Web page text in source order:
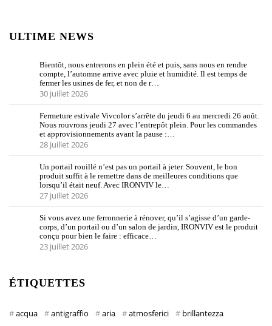
ULTIME NEWS
Bientôt, nous entrerons en plein été et puis, sans nous en rendre
compte, l’automne arrive avec pluie et humidité. Il est temps de
fermer les usines de fer, et non de r…
30 juillet 2026
Fermeture estivale Vivcolor s’arrête du jeudi 6 au mercredi 26 août.
Nous rouvrons jeudi 27 avec l’entrepôt plein. Pour les commandes
et approvisionnements avant la pause :…
28 juillet 2026
Un portail rouillé n’est pas un portail à jeter. Souvent, le bon
produit suffit à le remettre dans de meilleures conditions que
lorsqu’il était neuf. Avec IRONVIV le…
27 juillet 2026
Si vous avez une ferronnerie à rénover, qu’il s’agisse d’un garde-
corps, d’un portail ou d’un salon de jardin, IRONVIV est le produit
conçu pour bien le faire : efficace…
23 juillet 2026
ÉTIQUETTES
acqua antigraffio aria atmosferici
brillantezza